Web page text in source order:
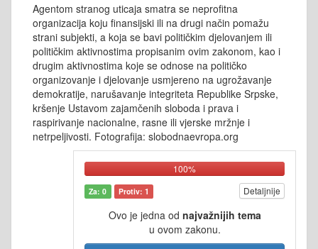
Agentom stranog uticaja smatra se neprofitna
organizacija koju finansijski ili na drugi način pomažu
strani subjekti, a koja se bavi političkim djelovanjem ili
političkim aktivnostima propisanim ovim zakonom, kao i
drugim aktivnostima koje se odnose na političko
organizovanje i djelovanje usmjereno na ugrožavanje
demokratije, narušavanje integriteta Republike Srpske,
kršenje Ustavom zajamčenih sloboda i prava i
raspirivanje nacionalne, rasne ili vjerske mržnje i
netrpeljivosti. Fotografija: slobodnaevropa.org
100%
Za: 0 Protiv: 1 Detaljnije
Ovo je jedna od najvažnijih tema
u ovom zakonu.